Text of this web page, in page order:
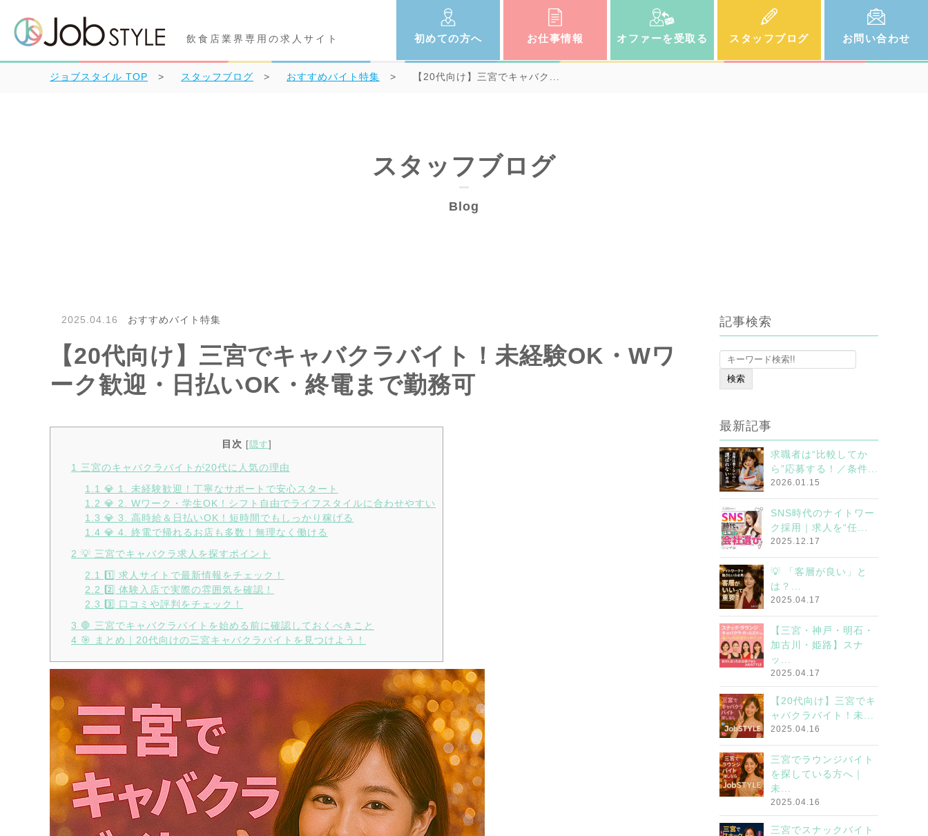
飲食店業界専用の求人サイト 初めての方へ お仕事情報 オファーを受取る スタッフブログ お問い合わせ
ジョブスタイル TOP スタッフブログ おすすめバイト特集 【20代向け】三宮でキャバク...
スタッフブログ
Blog
2025.04.16 おすすめバイト特集
【20代向け】三宮でキャバクラバイト！未経験OK・Wワ
ーク歓迎・日払いOK・終電まで勤務可
目次 隠す
1
三宮のキャバクラバイトが20代に人気の理由
1.1 💎 1. 未経験歓迎！丁寧なサポートで安心スタート
1.2 💎 2. Wワーク・学生OK！シフト自由でライフスタイルに合わせやすい
1.3 💎 3. 高時給＆日払いOK！短時間でもしっかり稼げる
1.4 💎 4. 終電で帰れるお店も多数！無理なく働ける
2 💡 三宮でキャバクラ求人を探すポイント
2.1 1️⃣ 求人サイトで最新情報をチェック！
2.2 2️⃣ 体験入店で実際の雰囲気を確認！
2.3 3️⃣ 口コミや評判をチェック！
3 🛑 三宮でキャバクラバイトを始める前に確認しておくべきこと
4 🎯 まとめ｜20代向けの三宮キャバクラバイトを見つけよう！
記事検索
最新記事
求職者は“比較してか
ら”応募する！／条件...
2026.01.15
SNS時代のナイトワー
ク採用｜求人を“任...
2025.12.17
💡 「客層が良い」と
は？...
2025.04.17
【三宮・神戸・明石・
加古川・姫路】スナ
ッ...
2025.04.17
【20代向け】三宮でキ
ャバクラバイト！未...
2025.04.16
三宮でラウンジバイト
を探している方へ｜
未...
2025.04.16
三宮でスナックバイト